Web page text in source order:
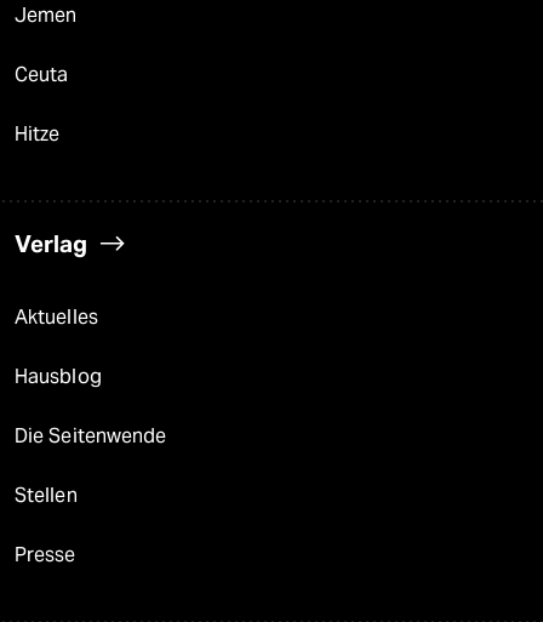
Jemen
Ceuta
Hitze
Verlag
Aktuelles
Hausblog
Die Seitenwende
Stellen
Presse